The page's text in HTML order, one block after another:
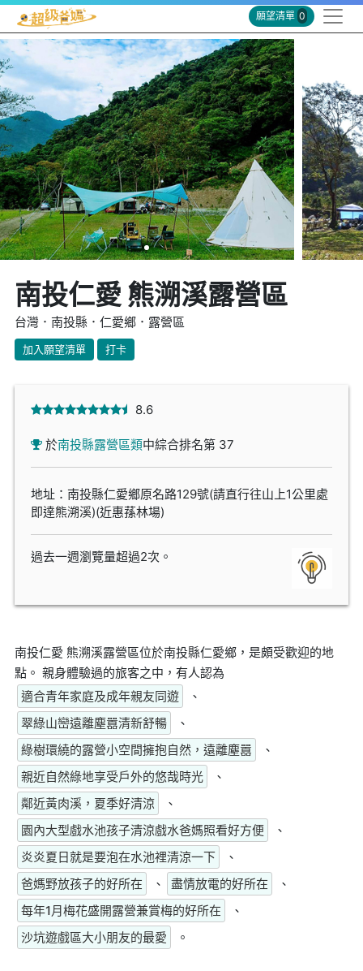
願望清單 0
南投仁愛 熊溯溪露營區
台灣．南投縣．仁愛鄉．露營區
加入願望清單 打卡
8.6
於南投縣露營區類中綜合排名第 37
地址：南投縣仁愛鄉原名路129號(請直行往山上1公里處
即達熊溯溪)(近惠蓀林場)
過去一週瀏覽量超過2次。
南投仁愛 熊溯溪露營區位於南投縣仁愛鄉，是頗受歡迎的地
點。 親身體驗過的旅客之中，有人認為
適合青年家庭及成年親友同遊
、
翠綠山巒遠離塵囂清新舒暢
、
綠樹環繞的露營小空間擁抱自然，遠離塵囂
、
親近自然綠地享受戶外的悠哉時光
、
鄰近黃肉溪，夏季好清涼
、
園內大型戲水池孩子清涼戲水爸媽照看好方便
、
炎炎夏日就是要泡在水池裡清涼一下
、
爸媽野放孩子的好所在
、 盡情放電的好所在
、
每年1月梅花盛開露營兼賞梅的好所在
、
沙坑遊戲區大小朋友的最愛
。